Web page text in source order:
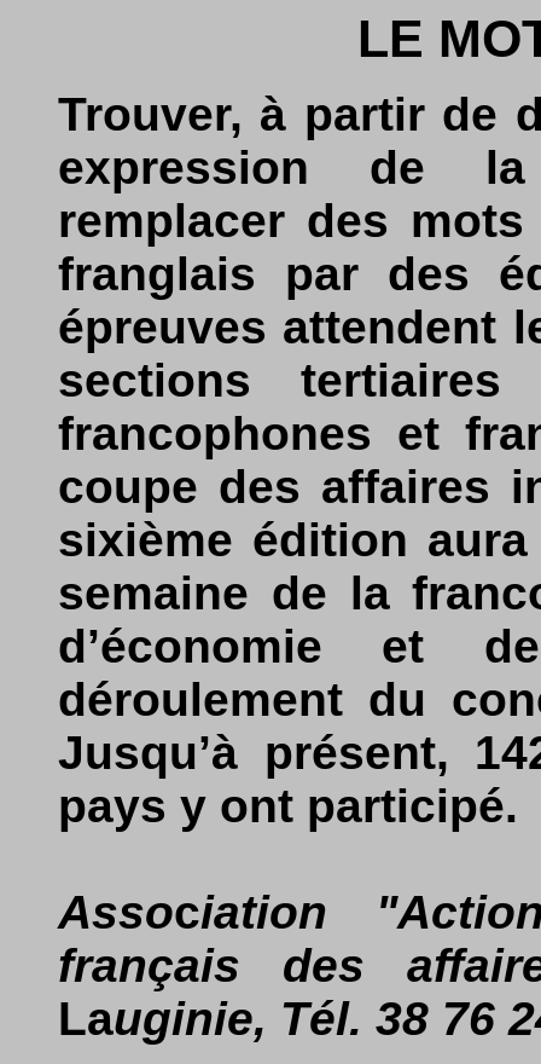
LE
Trouver, à partir de
expression de
remplacer des
franglais par des
épreuves attendent
sections tertiaires
francophones et
coupe des affaires
sixième édition
semaine de la
d’économie et
déroulement du
Jusqu’à présent,
pays y ont participé.
Association
français des
Lauginie, Tél. 38 76